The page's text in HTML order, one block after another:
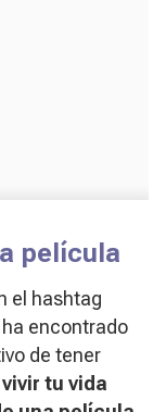
película
el hashtag
encontrado
de tener
vivir tu vida